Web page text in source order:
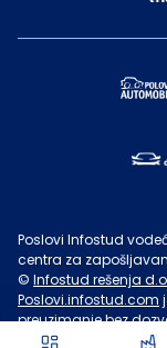
Poslovi Infostud
centra za
© Infostud rešenja
Poslovi.infostud.com
preuzimanje bez
u druge svrhe, osim